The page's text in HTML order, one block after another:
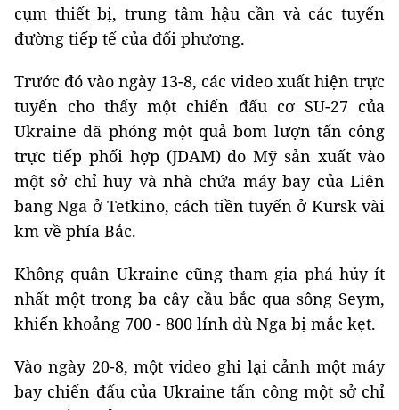
cụm thiết bị, trung tâm hậu cần và các tuyến
đường tiếp tế của đối phương.
Trước đó vào ngày 13-8, các video xuất hiện trực
tuyến cho thấy một chiến đấu cơ SU-27 của
Ukraine đã phóng một quả bom lượn tấn công
trực tiếp phối hợp (JDAM) do Mỹ sản xuất vào
một sở chỉ huy và nhà chứa máy bay của Liên
bang Nga ở Tetkino, cách tiền tuyến ở Kursk vài
km về phía Bắc.
Không quân Ukraine cũng tham gia phá hủy ít
nhất một trong ba cây cầu bắc qua sông Seym,
khiến khoảng 700 - 800 lính dù Nga bị mắc kẹt.
Vào ngày 20-8, một video ghi lại cảnh một máy
bay chiến đấu của Ukraine tấn công một sở chỉ